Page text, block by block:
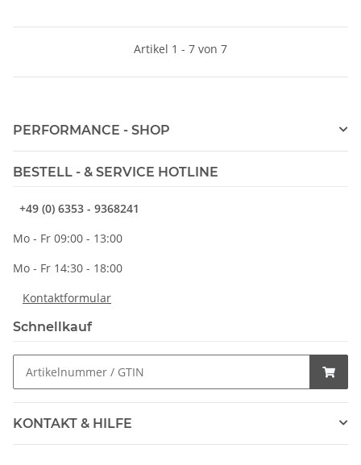
Artikel 1 - 7 von 7
PERFORMANCE - SHOP
BESTELL - & SERVICE HOTLINE
+49 (0) 6353 - 9368241
Mo - Fr 09:00 - 13:00
Mo - Fr 14:30 - 18:00
Kontaktformular
Schnellkauf
KONTAKT & HILFE